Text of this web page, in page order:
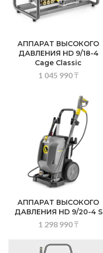
АППАРАТ ВЫСОКОГО
ДАВЛЕНИЯ HD 9/18-4
Cage Classic
1 045 990₸
АППАРАТ ВЫСОКОГО
ДАВЛЕНИЯ HD 9/20-4 S
1 298 990₸